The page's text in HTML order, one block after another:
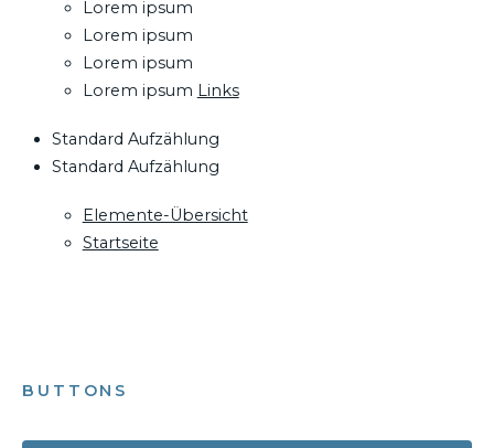
Lorem ipsum
Lorem ipsum
Lorem ipsum
Lorem ipsum Links
Standard Aufzählung
Standard Aufzählung
Elemente-Übersicht
Startseite
BUTTONS